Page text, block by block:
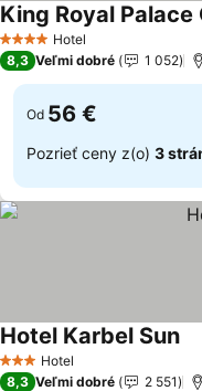
4 Počet hviezdičiek
Hotel
King Royal Palace
8,3 Veľmi dobré 1 052
Od 56 €
Pozrieť ceny z(o) 3
3 Počet hviezdičiek
Hotel
Hotel Karbel Sun
8,3 Veľmi dobré 2 551